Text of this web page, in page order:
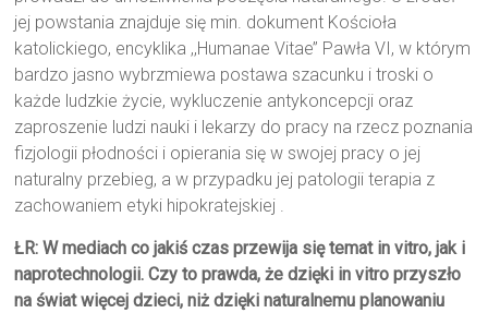
jej powstania znajduje się min. dokument Kościoła
katolickiego, encyklika ,,Humanae Vitae’’ Pawła VI, w którym
bardzo jasno wybrzmiewa postawa szacunku i troski o
każde ludzkie życie, wykluczenie antykoncepcji oraz
zaproszenie ludzi nauki i lekarzy do pracy na rzecz poznania
fizjologii płodności i opierania się w swojej pracy o jej
naturalny przebieg, a w przypadku jej patologii terapia z
zachowaniem etyki hipokratejskiej .
ŁR: W mediach co jakiś czas przewija się temat in vitro, jak i
naprotechnologii. Czy to prawda, że dzięki in vitro przyszło
na świat więcej dzieci, niż dzięki naturalnemu planowaniu